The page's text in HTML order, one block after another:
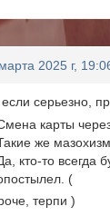
2025 г,
серьезно,
карты
же
кто-то
(
терпи )